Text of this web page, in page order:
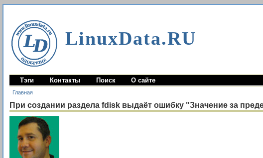
LinuxData.RU
Тэги Контакты Поиск О сайте
Главная
При создании раздела fdisk выдаёт ошибку "Значение за